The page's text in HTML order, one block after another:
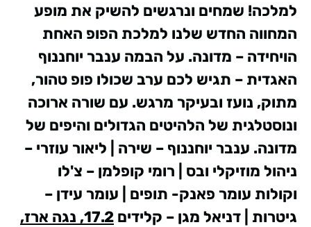
למלכה! שמחים ונרגשים להשיק את מופע
המחווה החדש שלנו למלכת הפופ האחת
הויחידה – מדונה. על הבמה ענבר יוחננוף
האגדית – תגיש לכם ערב שכולו פופ טהור,
מתוק, נועז ובעיקר מרגש. עם שורה ארוכה
ונוסטלגית של הלהיטים הגדולים והיפים של
מדונה. ענבר יוחננוף – שירה | ליאור עוזרי –
ניהול מוזיקלי ובס | רומי קופלמן – צ'לו
וקולות עומר פאנק- תופים | עומר עידן –
גיטרות | דניאל מגן – קלידים
17.2, נגה ארז,